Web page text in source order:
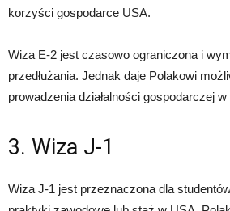
korzyści gospodarce USA.
Wiza E-2 jest czasowo ograniczona i
przedłużania. Jednak daje Polakowi
prowadzenia działalności gospodarczej w
3. Wiza J-1
Wiza J-1 jest przeznaczona dla